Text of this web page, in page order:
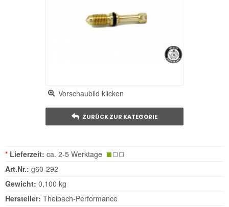
Vorschaubild klicken
ZURÜCK ZUR KATEGORIE
* Lieferzeit: ca. 2-5 Werktage
Art.Nr.: g60-292
Gewicht: 0,100 kg
Hersteller: Theibach-Performance